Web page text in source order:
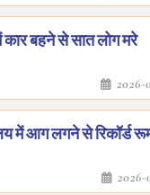
कार बहने से सात लोग मरे
में आग लगने से रिकॉर्ड